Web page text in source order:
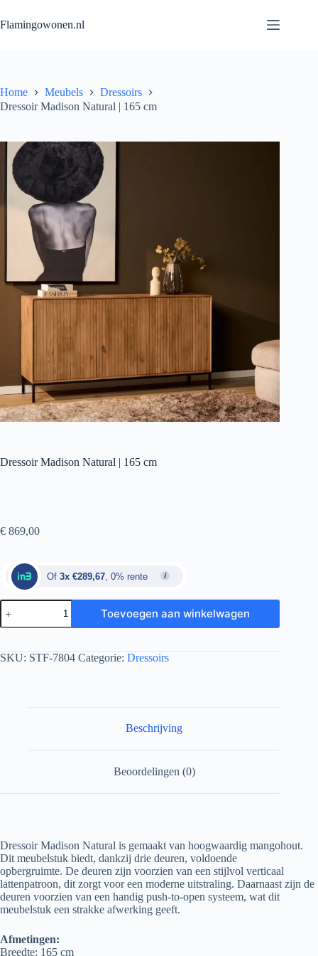
Flamingowonen.nl
Home Meubels
Dressoirs
Dressoir Madison Natural | 165 cm
Dressoir Madison Natural | 165 cm
€ 869,00
Of 3x €289,67 , 0% rente
Toevoegen aan winkelwagen
SKU: STF-7804 Categorie: Dressoirs
Beschrijving
Beoordelingen (0)
Dressoir Madison Natural is gemaakt van hoogwaardig mangohout.
Dit meubelstuk biedt, dankzij drie deuren, voldoende
opbergruimte. De deuren zijn voorzien van een stijlvol verticaal
lattenpatroon, dit zorgt voor een moderne uitstraling. Daarnaast zijn de
deuren voorzien van een handig push-to-open systeem, wat dit
meubelstuk een strakke afwerking geeft.
Afmetingen:
Breedte: 165 cm